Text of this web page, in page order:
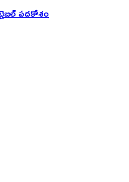
బైబిల్ పదకోశం